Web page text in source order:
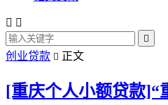
 

创业贷款  正文
[重庆个人小额贷款]“